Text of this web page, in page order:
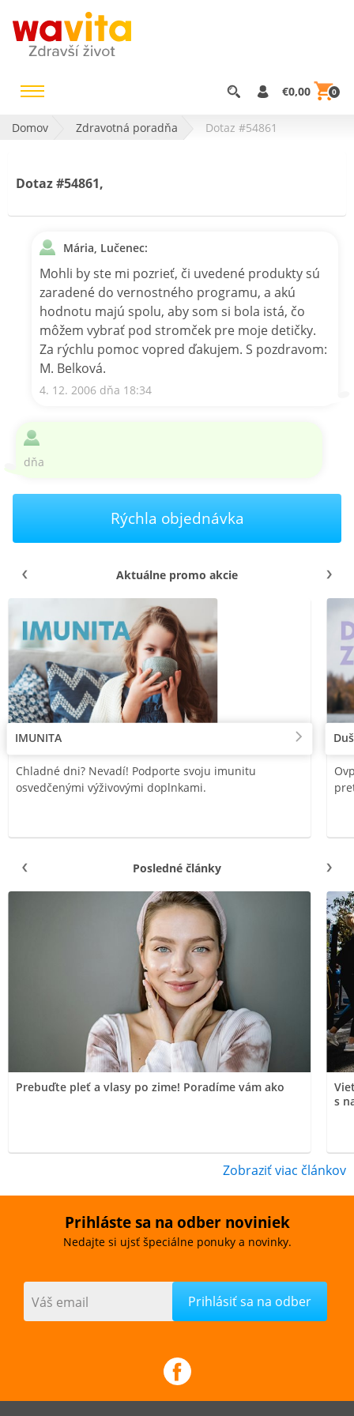
€0,00 0
Domov Zdravotná poradňa Dotaz #54861
Dotaz #54861,
Mária, Lučenec:
Mohli by ste mi pozrieť, či uvedené produkty sú
zaradené do vernostného programu, a akú
hodnotu majú spolu, aby som si bola istá, čo
môžem vybrať pod stromček pre moje detičky.
Za rýchlu pomoc vopred ďakujem. S pozdravom:
M. Belková.
4. 12. 2006 dňa 18:34
dňa
Rýchla objednávka
Aktuálne promo akcie
IMUNITA
Chladné dni? Nevadí! Podporte svoju imunitu
osvedčenými výživovými doplnkami.
Posledné články
Prebuďte pleť a vlasy po zime! Poradíme vám ako
s
Zobraziť viac článkov
Prihláste sa na odber noviniek
Nedajte si ujsť špeciálne ponuky a novinky.
Váš email